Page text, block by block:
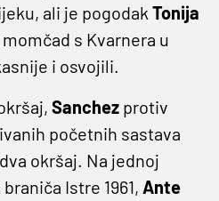
ali je pogodak Tonija
s Kvarnera u
i osvojili.
Sanchez protiv
početnih sastava
okršaj. Na jednoj
Istre 1961, Ante